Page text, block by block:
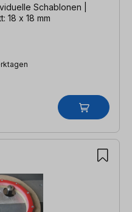
Schablonen |
18 x 18 mm